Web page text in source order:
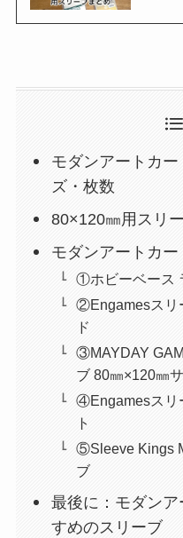
モダンアートカ
ズ・枚数
80×120㎜用スリ
モダンアートカ
①ホビーベース
②Engamesスリ
ド
③MAYDAY
ブ 80㎜×120㎜
④Engamesスリ
ト
⑤Sleeve Kings
ブ
最後に：モダン
すめのスリーブ